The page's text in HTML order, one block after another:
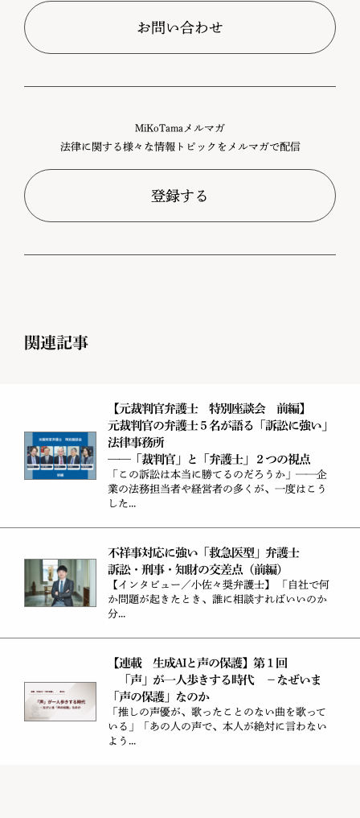
お問い合わせ
MiKoTamaメルマガ
法律に関する様々な情報トピックをメルマガで配信
登録する
関連記事
【元裁判官弁護士 特別座談会 前編】
元裁判官の弁護士５名が語る「訴訟に強い」
法律事務所
——「裁判官」と「弁護士」２つの視点
「この訴訟は本当に勝てるのだろうか」——企
業の法務担当者や経営者の多くが、一度はこう
した...
不祥事対応に強い「救急医型」弁護士
訴訟・刑事・知財の交差点（前編）
【インタビュー／小佐々奨弁護士】 「自社で何
か問題が起きたとき、誰に相談すればいいのか
分...
【連載 生成AIと声の保護】第１回
「声」が一人歩きする時代 －なぜいま
「声の保護」なのか
「推しの声優が、歌ったことのない曲を歌って
いる」「あの人の声で、本人が絶対に言わない
よう...